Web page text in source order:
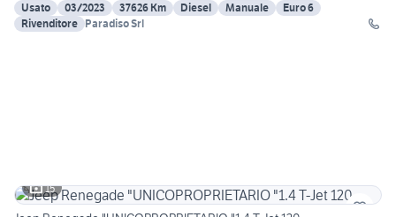
Usato
03/2023 37626 Km Diesel Manuale
Euro 6
Rivenditore Paradiso Srl
15